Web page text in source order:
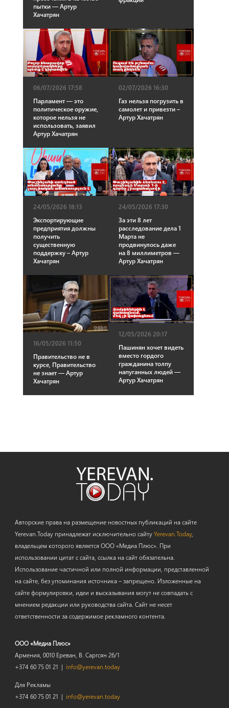
пытки — Артур
Хачатрян
06/07/2026 17:58
Парламент — это
политическое оружие,
которое нельзя не
использовать, заявил
Артур Хачатрян
02/07/2026 16:30
Газ нельзя погрузить в
самолет и привезти –
Артур Хачатрян
24/05/2026 18:13
Экспортирующие
предприятия должны
получить
существенную
поддержку – Артур
Хачатрян
24/05/2026 17:30
За эти 8 лет
расследование дела 1
Марта не
продвинулось даже
на 8 миллиметров —
Артур Хачатрян
16/05/2026 11:50
Правительство не в
курсе, Правительство
не знает — Артур
Хачатрян
12/05/2026 20:17
Пашинян хочет видеть
вместо гордого
гражданина толпу
напуганных людей —
Артур Хачатрян
Авторские права на размещение новостных публикаций на сайте
Yerevan.Today принадлежат исключительно сайтуYerevan.Today,
владельцем которого является ООО «Медиа Плюс». При
использовании цитат с сайта, ссылка на сайт обязательна.
Использование частичной или полной информации, представленной
на сайте, без упоминания источника – запрещено. Изложенные на
сайте формулировки, идеи и высказывания могут не совпадать с
мнением редакции или руководства сайта. Сайт не несет
ответственности за содержимое рекламного контента.
ООО «Медиа Плюс»
Армения, 0010 Ереван, В. Саргсян 26/1
+374 60 75 01 21 | info@yerevan.today
Для Рекламы
+374 60 75 01 21 | info@yerevan.today